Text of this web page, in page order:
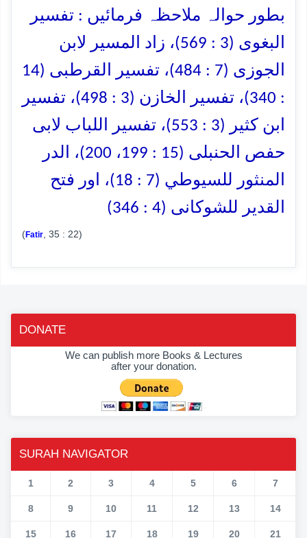
بطور حوالہ ملاحظہ فرمائیں : تفسیر
البغوی (3 : 569)، زاد المسیر لابن
الجوزی (7 : 484)، تفسیر القرطبی (14
: 340)، تفسیر الخازن (3 : 498)، تفسیر
ابن کثیر (3 : 553)، تفسیر اللباب لابی
حفص الحنبلی (15 : 199، 200)، الدر
المنثور للسیوطي (7 : 18)، اور فتح
القدیر للشوکانی (4 : 346)
(Fatir , 35 : 22)
DONATE
We can publish more Books & Lectures
after your donation.
SURAH NAVIGATOR
1 2 3 4 5 6 7
8 9 10 11 12 13 14
15 16 17 18 19 20 21